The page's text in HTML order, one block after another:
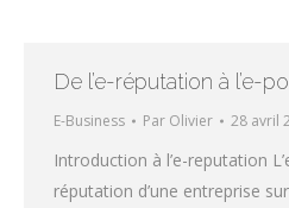
De l’e-réputation à l’e-
E-Business Par Olivier 28 avril
Introduction à l’e-reputation
réputation d’une entreprise